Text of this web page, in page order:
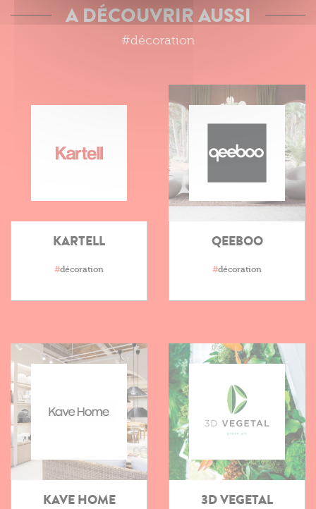
A DÉCOUVRIR AUSSI
#décoration
KARTELL
#décoration
QEEBOO
#décoration
KAVE HOME 3D VEGETAL